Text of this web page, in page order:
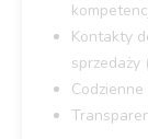
Kontakty
sprzedaży